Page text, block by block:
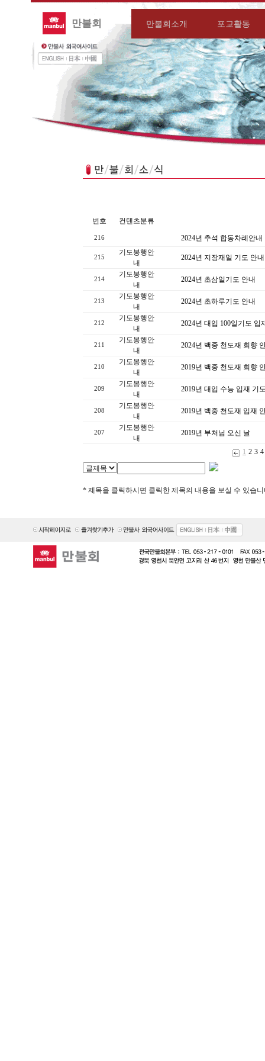
만불회 만불회소개 포교활동
번호 컨텐츠분류
216 2024년 추석 합동차례안내
215
기도봉행안
내
2024년 지장재일 기도 안내
214
기도봉행안
내
2024년 초삼일기도 안내
213
기도봉행안
내
2024년 초하루기도 안내
212
기도봉행안
내
2024년 대입 100일기도 입
211
기도봉행안
내
2024년 백중 천도재 회향
210
기도봉행안
내
2019년 백중 천도재 회향
209
기도봉행안
내
2019년 대입 수능 입재 기
208
기도봉행안
내
2019년 백중 천도재 입재
207
기도봉행안
내
2019년 부처님 오신 날
1 2 3 4
* 제목을 클릭하시면 클릭한 제목의 내용을 보실 수 있습니